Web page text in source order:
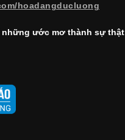
hoadangducluong
ước mơ thành sự thật